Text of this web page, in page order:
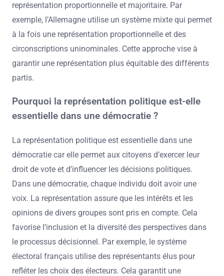
représentation proportionnelle et majoritaire. Par
exemple, l’Allemagne utilise un système mixte qui permet
à la fois une représentation proportionnelle et des
circonscriptions uninominales. Cette approche vise à
garantir une représentation plus équitable des différents
partis.
Pourquoi la représentation politique est-elle
essentielle dans une démocratie ?
La représentation politique est essentielle dans une
démocratie car elle permet aux citoyens d’exercer leur
droit de vote et d’influencer les décisions politiques.
Dans une démocratie, chaque individu doit avoir une
voix. La représentation assure que les intérêts et les
opinions de divers groupes sont pris en compte. Cela
favorise l’inclusion et la diversité des perspectives dans
le processus décisionnel. Par exemple, le système
électoral français utilise des représentants élus pour
refléter les choix des électeurs. Cela garantit une